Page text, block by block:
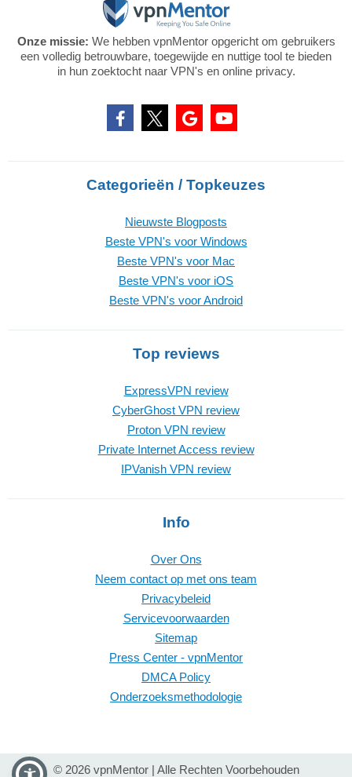
Onze missie: We hebben vpnMentor opgericht om gebruikers
een volledig betrouwbare, toegewijde en nuttige tool te bieden
in hun zoektocht naar VPN's en online privacy.
Categorieën / Topkeuzes
Nieuwste Blogposts
Beste VPN's voor Windows
Beste VPN's voor Mac
Beste VPN's voor iOS
Beste VPN's voor Android
Top reviews
ExpressVPN review
CyberGhost VPN review
Proton VPN review
Private Internet Access review
IPVanish VPN review
Info
Over Ons
Neem contact op met ons team
Privacybeleid
Servicevoorwaarden
Sitemap
Press Center - vpnMentor
DMCA Policy
Onderzoeksmethodologie
© 2026 vpnMentor | Alle Rechten Voorbehouden